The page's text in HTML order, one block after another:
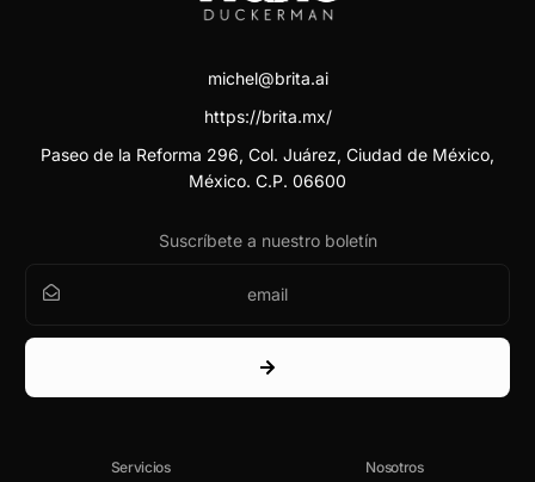
michel@brita.ai
https://brita.mx/
Paseo de la Reforma 296, Col. Juárez, Ciudad de México,
México. C.P. 06600
Suscríbete a nuestro boletín
Servicios Nosotros